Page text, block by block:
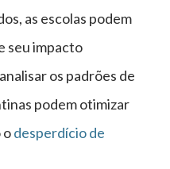
as escolas podem
seu impacto
os padrões de
podem otimizar
odesperdício de